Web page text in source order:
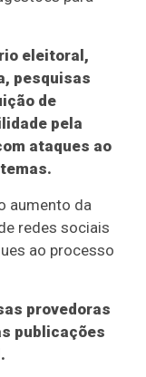
eleitoral,
pesquisas
de
pela
ataques ao
aumento da
redes sociais
ao processo
provedoras
publicações